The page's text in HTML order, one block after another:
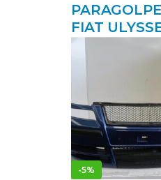
FIAT
(2002->) 2.2
-5%